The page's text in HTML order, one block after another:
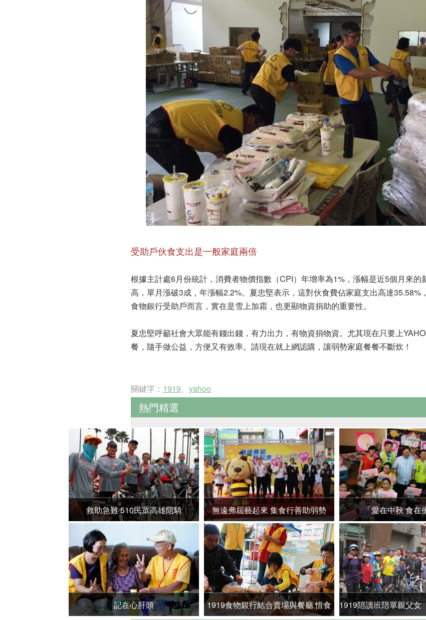
受助戶伙食支出是一般家庭兩倍
根據主計處6月份統計，消費者物價指數（CPI）年增率為1%，漲幅是近5個月來的
高，單月漲破3成，年漲幅2.2%。夏忠堅表示，這對伙食費佔家庭支出高達35.58%
食物銀行受助戶而言，實在是雪上加霜，也更顯物資捐助的重要性。
夏忠堅呼籲社會大眾能有錢出錢，有力出力，有物資捐物資。尤其現在只要上
餐，隨手做公益，方便又有效率。請現在就上網認購，讓弱勢家庭餐餐不斷炊！
關鍵字： 1919、 yahoo
熱門精選
救助急難 510民眾高雄陪騎 無遠弗屆藝起來 集食行善助弱勢 「愛在中秋 食在
記在心肝頭 1919食物銀行結合賣場與餐廳 惜食 1919陪讀班陪單親父